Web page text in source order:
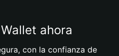
ahora
con la confianza de